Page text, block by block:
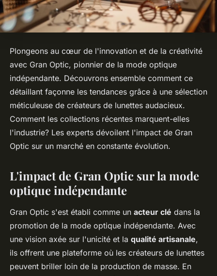
Plongeons au cœur de l'innovation et de la créativité
avec Gran Optic, pionnier de la mode optique
indépendante. Découvrons ensemble comment ce
détaillant façonne les tendances grâce à une sélection
méticuleuse de créateurs de lunettes audacieux.
Comment les collections récentes marquent-elles
l'industrie? Les experts dévoilent l'impact de Gran
Optic sur un marché en constante évolution.
L'impact de Gran Optic sur la mode
optique indépendante
Gran Optic s'est établi comme un acteur clé dans la
promotion de la mode optique indépendante. Avec
une vision axée sur l'unicité et la qualité artisanale,
ils offrent une plateforme où les créateurs de lunettes
peuvent briller loin de la production de masse. En